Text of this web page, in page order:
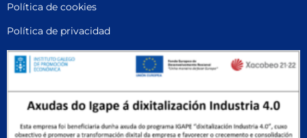
Política de cookies
Política de privacidad